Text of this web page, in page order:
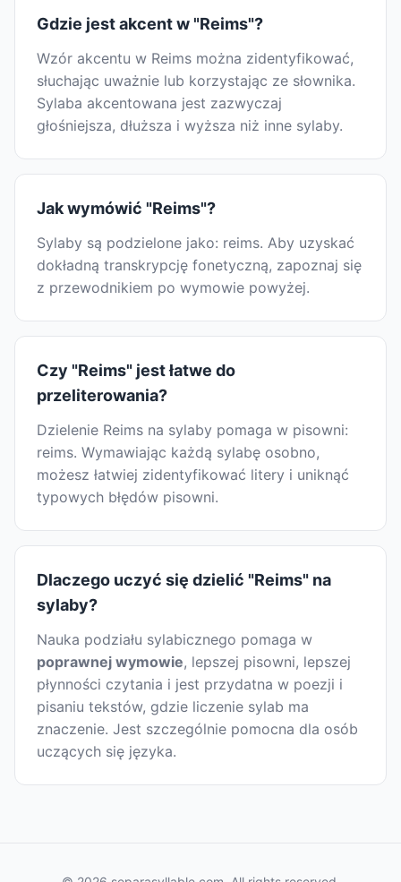
Gdzie jest akcent w "Reims"?
Wzór akcentu w Reims można zidentyfikować,
słuchając uważnie lub korzystając ze słownika.
Sylaba akcentowana jest zazwyczaj
głośniejsza, dłuższa i wyższa niż inne sylaby.
Jak wymówić "Reims"?
Sylaby są podzielone jako: reims. Aby uzyskać
dokładną transkrypcję fonetyczną, zapoznaj się
z przewodnikiem po wymowie powyżej.
Czy "Reims" jest łatwe do
przeliterowania?
Dzielenie Reims na sylaby pomaga w pisowni:
reims. Wymawiając każdą sylabę osobno,
możesz łatwiej zidentyfikować litery i uniknąć
typowych błędów pisowni.
Dlaczego uczyć się dzielić "Reims" na
sylaby?
Nauka podziału sylabicznego pomaga w
poprawnej wymowie, lepszej pisowni, lepszej
płynności czytania i jest przydatna w poezji i
pisaniu tekstów, gdzie liczenie sylab ma
znaczenie. Jest szczególnie pomocna dla osób
uczących się języka.